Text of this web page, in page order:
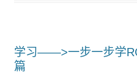
学习——>一步一步学
篇